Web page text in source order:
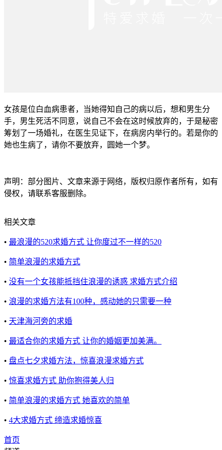
女孩是位白血病患者，当她得知自己的病以后，想和男生分
手，男生死活不同意，说自己不会在这时候放弃的，于是秘密
筹划了一场婚礼，在医生见证下，在病房内举行的。若是你的
她也生病了，请你不要放弃，圆她一个梦。
声明：部分图片、文章来源于网络，版权归原作者所有，如有
侵权，请联系客服删除。
相关文章
• 最浪漫的520求婚方式 让你度过不一样的520
• 简单浪漫的求婚方式
• 没有一个女孩能抵挡住浪漫的诱惑 求婚方式介绍
• 浪漫的求婚方法有100种，感动她的只需要一种
• 天津海河旁的求婚
• 最适合你的求婚方式 让你的婚姻更加美满。
• 盘点七夕求婚方法，惊喜浪漫求婚方式
• 惊喜求婚方式 助你抱得美人归
• 简单浪漫的求婚方式 她喜欢的简单
• 4大求婚方式 缔造求婚惊喜
首页